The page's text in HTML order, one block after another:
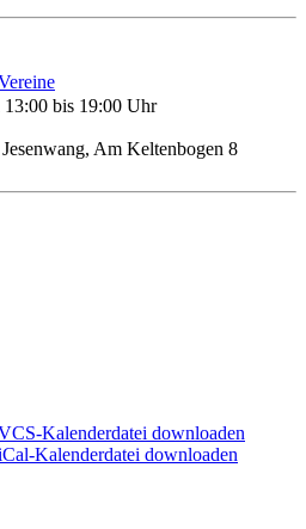
13:00 bis 19:00 Uhr
Am Keltenbogen 8
Kalenderdatei downloaden
Kalenderdatei downloaden